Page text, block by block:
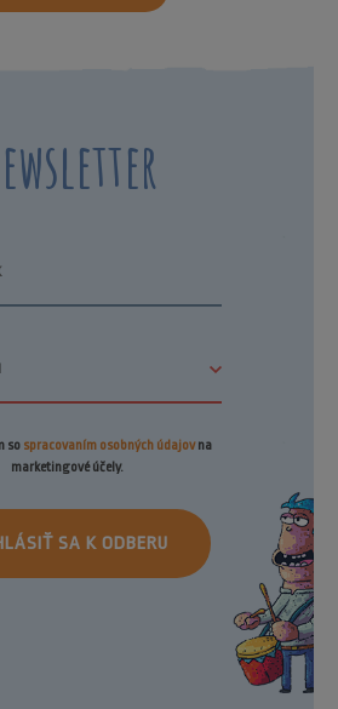
so spracovaním osobných údajovna
marketingové účely.
SA K ODBERU